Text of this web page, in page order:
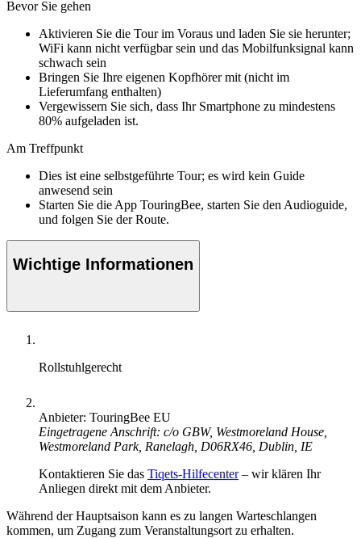
Bevor Sie gehen
Aktivieren Sie die Tour im Voraus und laden Sie sie herunter;
WiFi kann nicht verfügbar sein und das Mobilfunksignal kann
schwach sein
Bringen Sie Ihre eigenen Kopfhörer mit (nicht im
Lieferumfang enthalten)
Vergewissern Sie sich, dass Ihr Smartphone zu mindestens
80% aufgeladen ist.
Am Treffpunkt
Dies ist eine selbstgeführte Tour; es wird kein Guide
anwesend sein
Starten Sie die App TouringBee, starten Sie den Audioguide,
und folgen Sie der Route.
Wichtige Informationen
Rollstuhlgerecht
Anbieter: TouringBee EU
Eingetragene Anschrift: c/o GBW, Westmoreland House,
Westmoreland Park, Ranelagh, D06RX46, Dublin, IE
Kontaktieren Sie das Tiqets-Hilfecenter– wir klären Ihr
Anliegen direkt mit dem Anbieter.
Während der Hauptsaison kann es zu langen Warteschlangen
kommen, um Zugang zum Veranstaltungsort zu erhalten.